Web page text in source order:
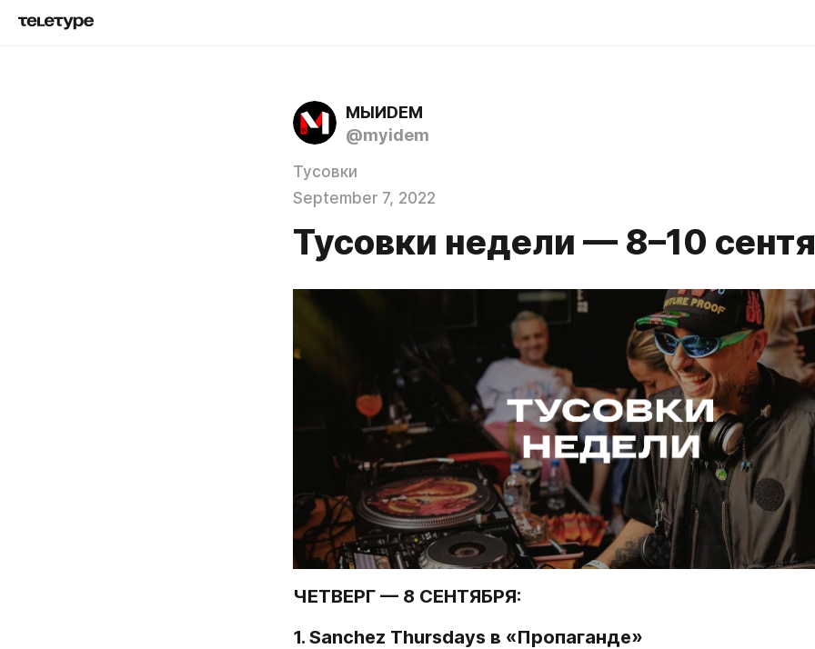
МЫИDЕМ
@myidem
Тусовки
September 7, 2022
Тусовки недели — 8–10
ЧЕТВЕРГ — 8 СЕНТЯБРЯ:
1. Sanchez Thursdays в «Пропаганде»